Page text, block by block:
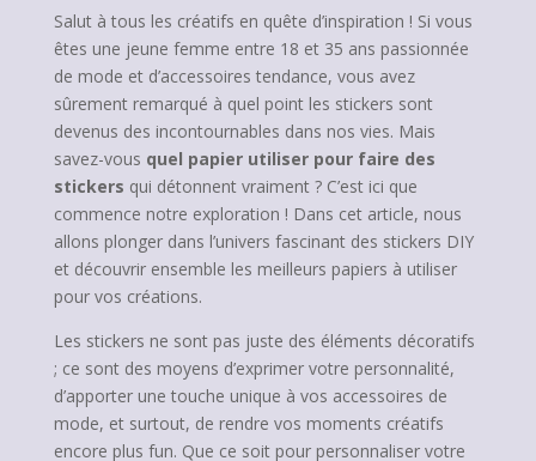
Salut à tous les créatifs en quête d’inspiration ! Si vous
êtes une jeune femme entre 18 et 35 ans passionnée
de mode et d’accessoires tendance, vous avez
sûrement remarqué à quel point les stickers sont
devenus des incontournables dans nos vies. Mais
savez-vous quel papier utiliser pour faire des
stickers qui détonnent vraiment ? C’est ici que
commence notre exploration ! Dans cet article, nous
allons plonger dans l’univers fascinant des stickers DIY
et découvrir ensemble les meilleurs papiers à utiliser
pour vos créations.
Les stickers ne sont pas juste des éléments décoratifs
; ce sont des moyens d’exprimer votre personnalité,
d’apporter une touche unique à vos accessoires de
mode, et surtout, de rendre vos moments créatifs
encore plus fun. Que ce soit pour personnaliser votre